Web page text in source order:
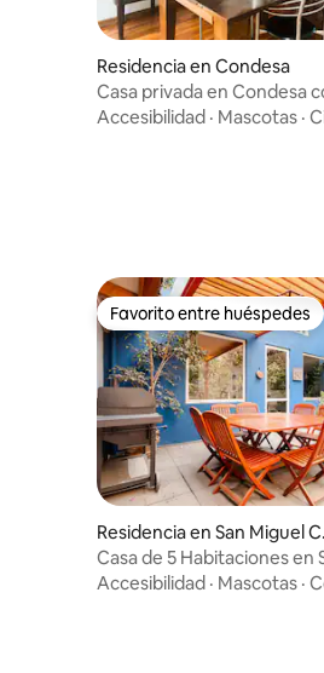
Residencia en Condesa
Casa privada en Condesa
una calle tranquila
Accesibilidad · Mascotas ·
Favorito entre huéspedes
Favorito entre huéspedes
Residencia en San Miguel
apultepec
Casa de 5 Habitaciones en
Chapultepec
Accesibilidad · Mascotas ·